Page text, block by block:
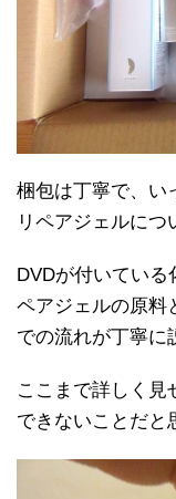
梱包は丁寧で、い
リペアジェルにつ
DVDが付いている
ペアジェルの原料
での流れが丁寧に
ここまで詳しく見
できないことだと